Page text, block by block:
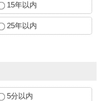
15年以内
25年以内
5分以内